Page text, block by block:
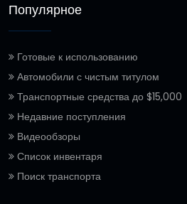
Популярное
Готовые к использованию
Автомобили с чистым титулом
Транспортные средства до $15,000
Недавние поступления
Видеообзоры
Список инвентаря
Поиск транспорта